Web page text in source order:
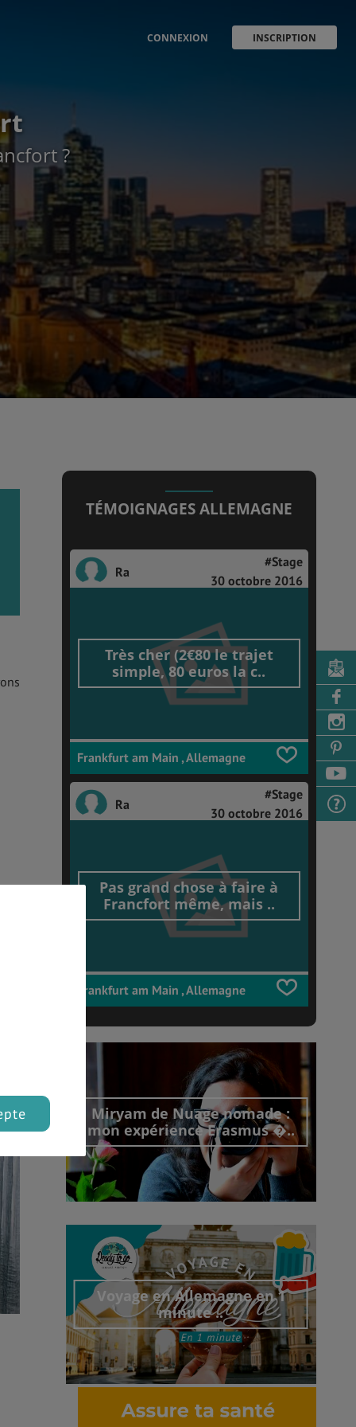
CONNEXION INSCRIPTION
?
TÉMOIGNAGES ALLEMAGNE
Ra
#Stage
30 octobre 2016
Très cher (2€80 le trajet
simple, 80 euros la c..
Frankfurt am Main , Allemagne
Ra
#Stage
30 octobre 2016
Pas grand chose à faire à
Francfort même, mais ..
Frankfurt am Main , Allemagne
Miryam de Nuage nomade :
mon expérience Erasmus �..
Découvrir cet interview
Voyage en Allemagne en 1
minute ..